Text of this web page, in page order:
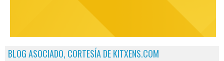
BLOG ASOCIADO, CORTESÍA DE KITXENS.COM